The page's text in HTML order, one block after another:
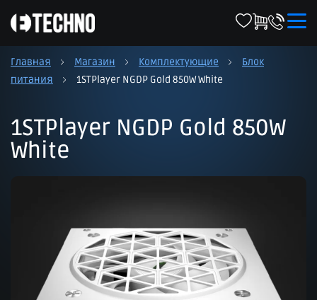
Главная Магазин Комплектующие
Блок
питания
1STPlayer NGDP Gold 850W White
1STPlayer NGDP Gold 850W
White